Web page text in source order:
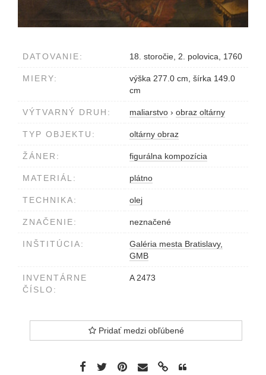
DATOVANIE: 18. storočie, 2. polovica, 1760
MIERY:
výška 277.0 cm, šírka 149.0
cm
VÝTVARNÝ DRUH: maliarstvo › obraz oltárny
TYP OBJEKTU: oltárny obraz
ŽÁNER: figurálna kompozícia
MATERIÁL: plátno
TECHNIKA: olej
ZNAČENIE: neznačené
INŠTITÚCIA:
Galéria mesta Bratislavy,
GMB
INVENTÁRNE
ČÍSLO:
A 2473
Pridať medzi obľúbené